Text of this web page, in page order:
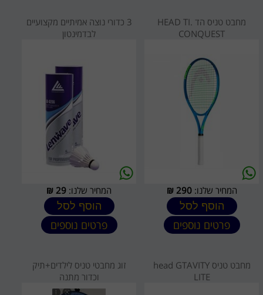
מחבט טניס הד HEAD TI.
CONQUEST
המחיר שלנו:290
₪
הוסף לסל
פרטים נוספים
3 כדורי נוצה אמיתיים מקצועיים
לבדמינטון
המחיר שלנו: 29
₪
הוסף לסל
פרטים נוספים
מחבט טניס head GTAVITY
LITE
זוג מחבטי טניס לילדים+תיק
וכדור מתנה